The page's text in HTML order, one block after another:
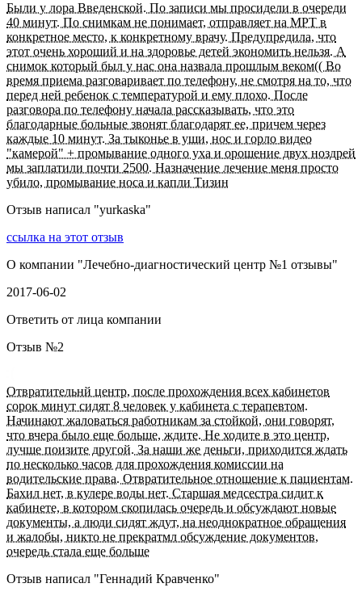
Были у лора Введенской. По записи мы просидели в очереди
40 минут. По снимкам не понимает, отправляет на МРТ в
конкретное место, к конкретному врачу. Предупредила, что
этот очень хороший и на здоровье детей экономить нельзя. А
снимок который был у нас она назвала прошлым веком(( Во
время приема разговаривает по телефону, не смотря на то, что
перед ней ребенок с температурой и ему плохо. После
разговора по телефону начала рассказывать, что это
благодарные больные звонят благодарят ее, причем через
каждые 10 минут. За тыконье в уши, нос и горло видео
"камерой" + промывание одного уха и орошение двух ноздрей
мы заплатили почти 2500. Назначение лечение меня просто
убило, промывание носа и капли Тизин
Отзыв написал "yurkaska"
ссылка на этот отзыв
О компании "Лечебно-диагностический центр №1 отзывы"
2017-06-02
Ответить от лица компании
Отзыв №2
Отвратительнй центр, после прохождения всех кабинетов
сорок минут сидят 8 человек у кабинета с терапевтом.
Начинают жаловаться работникам за стойкой, они говорят,
что вчера было еще больше, ждите. Не ходите в это центр,
лучше поизите другой. За наши же деньги, приходится ждать
по несколько часов для прохождения комиссии на
водительские права. Отвратительное отношение к пациентам.
Бахил нет, в кулере воды нет. Старшая медсестра сидит к
кабинете, в котором скопилась очередь и обсуждают новые
документы, а люди сидят ждут, на неоднократное обращения
и жалобы, никто не прекратмл обсуждение документов,
очередь стала еще больше
Отзыв написал "Геннадий Кравченко"